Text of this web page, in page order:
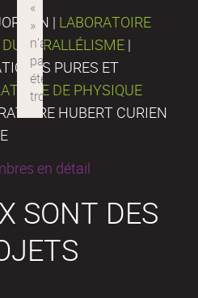
| LABORATOIRE
PARALLÉLISME |
PURES ET
DE PHYSIQUE
HUBERT CURIEN
en détail
SONT DES